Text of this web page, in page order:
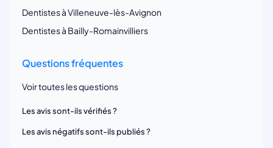
Dentistes à Villeneuve-lès-Avignon
Dentistes à Bailly-Romainvilliers
Questions fréquentes
Voir toutes les questions
Les avis sont-ils vérifiés ?
Les avis négatifs sont-ils publiés ?